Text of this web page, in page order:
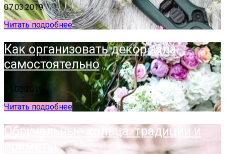
07.03.2019
Читать подробнее
Как организовать декор зала
самостоятельно
01.03.2019
Читать подробнее
Обручальные кольца: традиции и
приметы